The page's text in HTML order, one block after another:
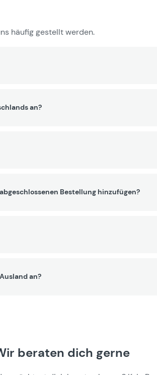
häufig gestellt werden.
an?
Bestellung hinzufügen?
an?
beraten dich gerne